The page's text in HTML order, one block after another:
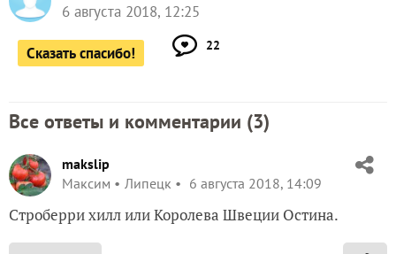
6 августа 2018, 12:25
Сказать спасибо! 22
Все ответы и комментарии (3)
makslip
Максим
Липецк 6 августа 2018, 14:09
Cтроберри хилл или Королева Швеции Остина.